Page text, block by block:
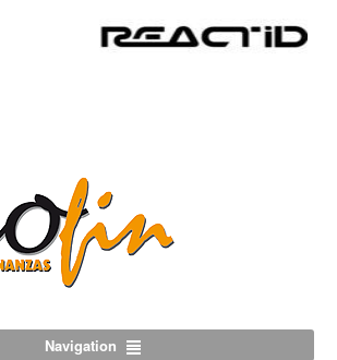
Navigation